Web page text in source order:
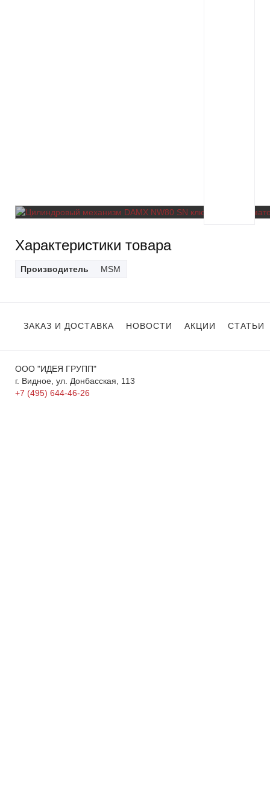
Характеристики товара
Производитель MSM
ЗАКАЗ И ДОСТАВКА НОВОСТИ АКЦИИ СТАТЬИ
ООО "ИДЕЯ ГРУПП"
г. Видное, ул. Донбасская, 113
+7 (495) 644-46-26